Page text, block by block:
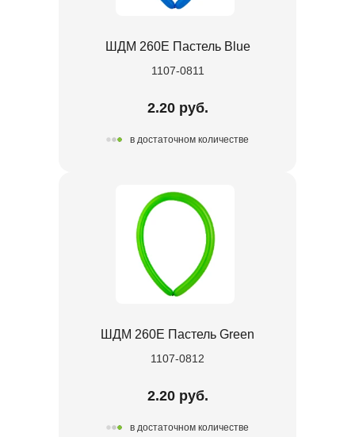
ШДМ 260E Пастель Blue
1107-0811
2.20 руб.
в достаточном количестве
ШДМ 260E Пастель Green
1107-0812
2.20 руб.
в достаточном количестве